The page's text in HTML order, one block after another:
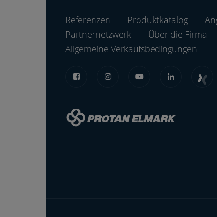
Referenzen Produktkatalog
Partnernetzwerk
Über die Firma
Allgemeine Verkaufsbedingungen